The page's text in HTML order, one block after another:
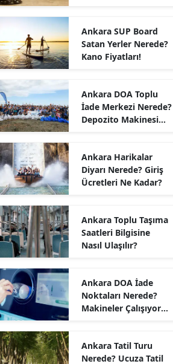
Ankara SUP Board
Satan Yerler Nerede?
Kano Fiyatları!
Ankara DOA Toplu
İade Merkezi Nerede?
Depozito Makinesi
Ankara Harikalar
Diyarı Nerede? Giriş
Ücretleri Ne Kadar?
Ankara Toplu Taşıma
Saatleri Bilgisine
Nasıl Ulaşılır?
Ankara DOA İade
Noktaları Nerede?
Makineler Çalışıyor
Ankara Tatil Turu
Nerede? Ucuza Tatil